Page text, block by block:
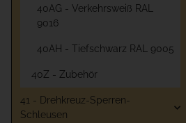
40AG - Verkehrsweiß RAL
9016
40AH - Tiefschwarz RAL 9005
40Z - Zubehör
41 - Drehkreuz-Sperren-
Schleusen